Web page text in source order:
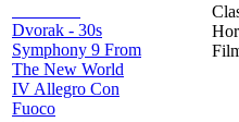
Dvorak - 30s
Symphony 9 From
The New World
IV Allegro Con
Fuoco